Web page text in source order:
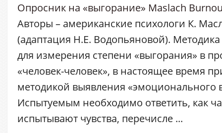
Опросник на «выгорание» Maslach
Авторы – американские психологи К.
(адаптация Н.Е. Водопьяновой).
для измерения степени «выгорания» в
«человек-человек», в настоящее время
методикой выявления «эмоционального
Испытуемым необходимо ответить, как
испытывают чувства, перечисле ...